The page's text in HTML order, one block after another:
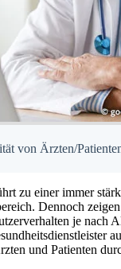
zu einer immer
Dennoch
je nach
und Patienten